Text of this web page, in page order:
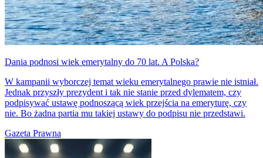
Dania podnosi wiek emerytalny do 70 lat. A Polska?
W kampanii wyborczej temat wieku emerytalnego prawie nie istniał.
Jednak przyszły prezydent i tak nie stanie przed dylematem, czy
podpisywać ustawę podnoszącą wiek przejścia na emeryturę, czy
nie. Bo żadna partia mu takiej ustawy do podpisu nie przedstawi.
Gazeta Prawna